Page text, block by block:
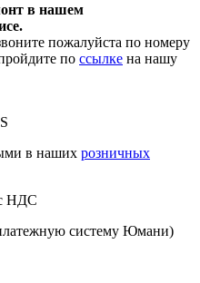
в нашем
пожалуйста по номеру
по ссылке на нашу
в наших розничных
НДС
систему Юмани)